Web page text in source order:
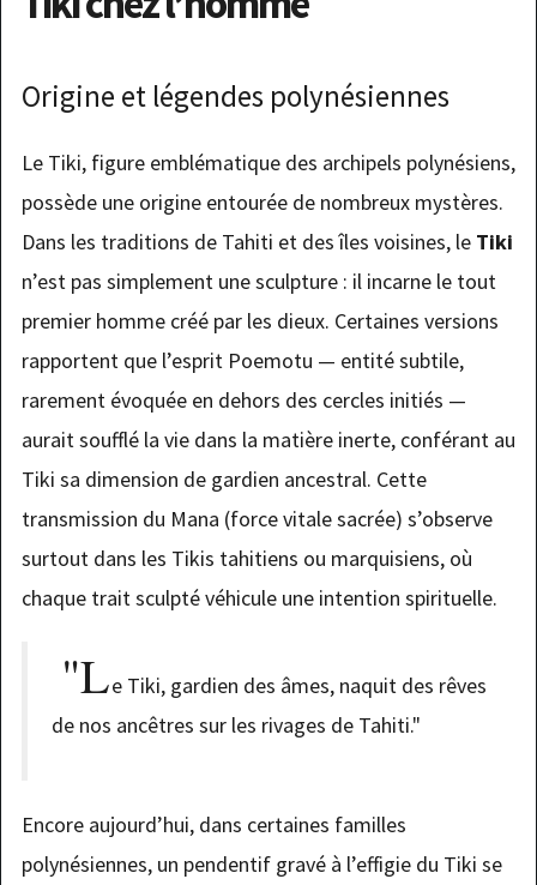
Origine et légendes polynésiennes
Le Tiki, figure emblématique des archipels polynésiens,
possède une origine entourée de nombreux mystères.
Dans les traditions de Tahiti et des îles voisines, le Tiki
n’est pas simplement une sculpture : il incarne le tout
premier homme créé par les dieux. Certaines versions
rapportent que l’esprit Poemotu — entité subtile,
rarement évoquée en dehors des cercles initiés —
aurait soufflé la vie dans la matière inerte, conférant au
Tiki sa dimension de gardien ancestral. Cette
transmission du Mana (force vitale sacrée) s’observe
surtout dans les Tikis tahitiens ou marquisiens, où
chaque trait sculpté véhicule une intention spirituelle.
"Le Tiki, gardien des âmes, naquit des rêves
de nos ancêtres sur les rivages de Tahiti."
Encore aujourd’hui, dans certaines familles
polynésiennes, un pendentif gravé à l’effigie du Tiki se